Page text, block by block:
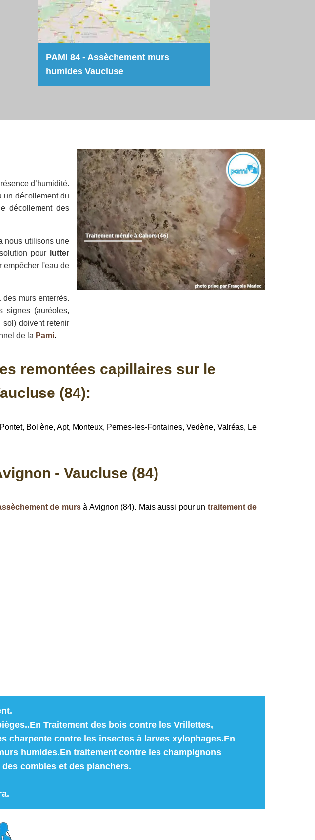
PAMI 84 - Assèchement murs
humides Vaucluse
d’humidité.
un décollement du
décollement des
nous utilisons une
pour
lutter
empêcher l'eau de
murs enterrés.
signes (auréoles,
sol) doivent retenir
de la Pami.
remontées capillaires sur le
(84):
Bollène, Apt, Monteux, Pernes-les-Fontaines, Vedène, Valréas, Le
- Vaucluse (84)
de mursà Avignon (84). Mais aussi pour un traitement de
Traitement des bois contre les Vrillettes,
charpente contre les insectes à larves xylophages.En
humides.En traitement contre les champignons
combles et des planchers.